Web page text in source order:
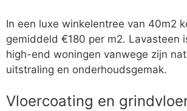
In een luxe winkelentree van 40m2
gemiddeld €180 per m2. Lavasteen
high-end woningen vanwege zijn
uitstraling en onderhoudsgemak.
Vloercoating en